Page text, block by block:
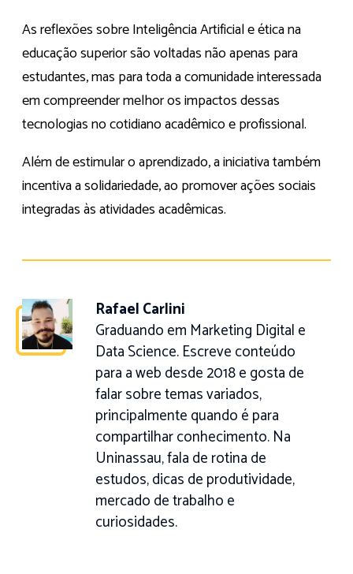
As reflexões sobre Inteligência Artificial e ética na
educação superior são voltadas não apenas para
estudantes, mas para toda a comunidade interessada
em compreender melhor os impactos dessas
tecnologias no cotidiano acadêmico e profissional.
Além de estimular o aprendizado, a iniciativa também
incentiva a solidariedade, ao promover ações sociais
integradas às atividades acadêmicas.
Rafael Carlini
Graduando em Marketing Digital e
Data Science. Escreve conteúdo
para a web desde 2018 e gosta de
falar sobre temas variados,
principalmente quando é para
compartilhar conhecimento. Na
Uninassau, fala de rotina de
estudos, dicas de produtividade,
mercado de trabalho e
curiosidades.